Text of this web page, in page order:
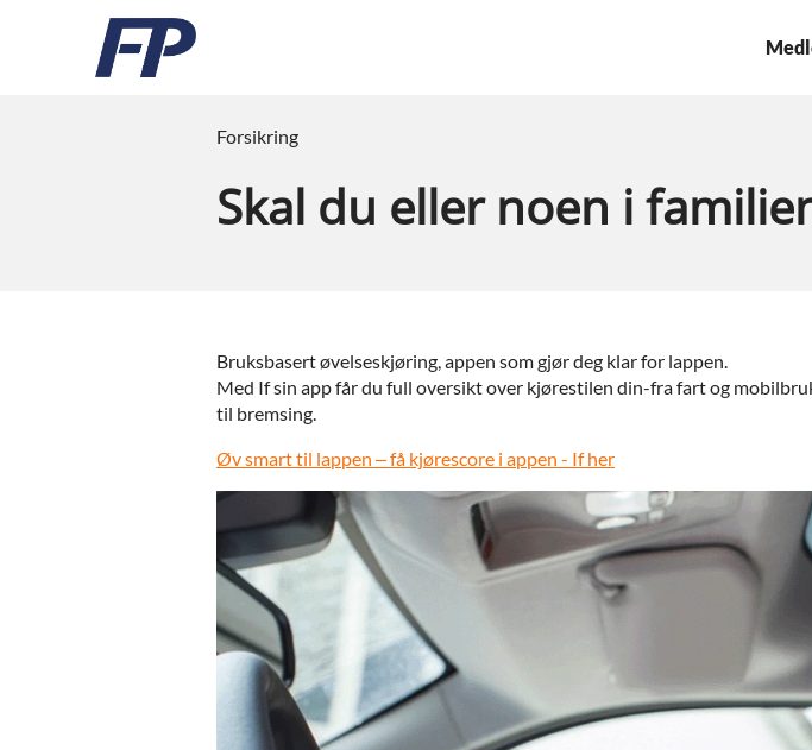
Forsikring
Skal du eller noen i
Bruksbasert øvelseskjøring, appen som gjør deg klar for lappen.
Med If sin app får du full oversikt over kjørestilen din-fra fart og
til bremsing.
Øv smart til lappen – få kjørescore i appen - If her